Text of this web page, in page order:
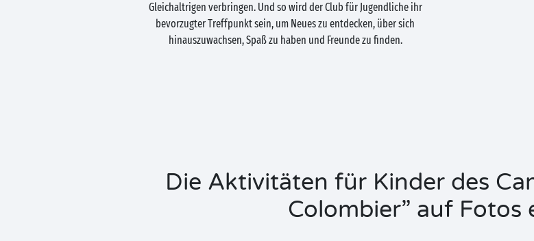
Gleichaltrigen verbringen. Und so wird der Club für Jugendliche ihr
bevorzugter Treffpunkt sein, um Neues zu entdecken, über sich
hinauszuwachsen, Spaß zu haben und Freunde zu finden.
Die Aktivitäten für Kinder des
Colombier” auf Fotos